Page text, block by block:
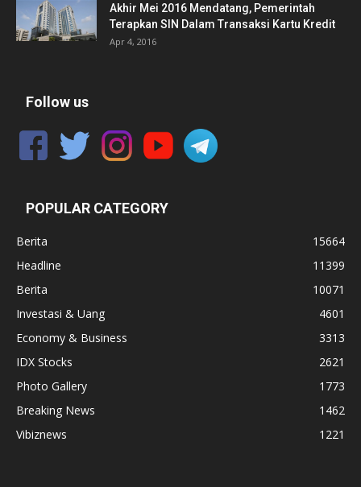
Akhir Mei 2016 Mendatang, Pemerintah
Terapkan SIN Dalam Transaksi Kartu Kredit
Apr 4, 2016
Follow us
POPULAR CATEGORY
Berita
15664
Headline
11399
Berita
10071
Investasi & Uang
4601
Economy & Business
3313
IDX Stocks
2621
Photo Gallery
1773
Breaking News
1462
Vibiznews
1221